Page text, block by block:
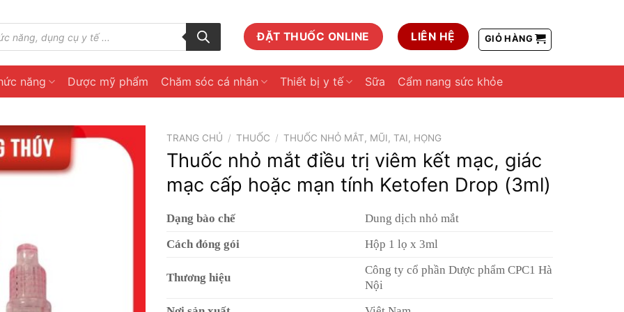
ĐẶT THUỐC ONLINE LIÊN HỆ GIỎ HÀNG
năng Dược mỹ phẩm Chăm sóc cá nhân Thiết bị y tế Sữa Cẩm nang sức khỏe
TRANG CHỦ / THUỐC / THUỐC NHỎ MẮT, MŨI, TAI, HỌNG
Thuốc nhỏ mắt điều trị viêm kết mạc, giác
mạc cấp hoặc mạn tính Ketofen Drop (3ml)
Dạng bào chế
Dung dịch nhỏ mắt
Cách đóng gói
Hộp 1 lọ x 3ml
Thương hiệu
Công ty cổ phần Dược phẩm CPC1 Hà
Nội